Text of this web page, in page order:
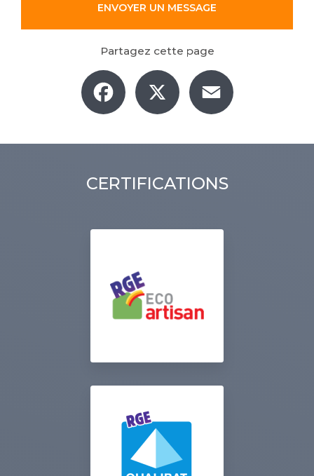
ENVOYER UN MESSAGE
Partagez cette page
Facebook
CERTIFICATIONS